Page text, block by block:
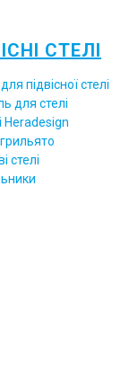
СТЕЛІ
підвісної стелі
для стелі
Heradesign
стелі